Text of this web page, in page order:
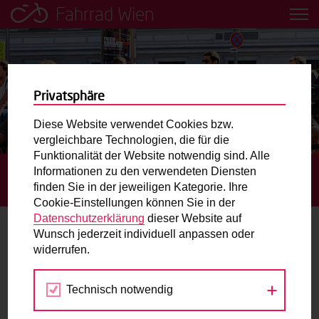
Fahrrad Wien
Leih dir einfach ein Transportfahrrad in deiner Nähe aus!
Mobilitätsbildung für Kinder und
Jugendliche
Radweg-Projektkarte
Routenplaner
Mit dem Fahrrad in Wien unterwegs? Hier finden Sie die
beste Route.
Wunschbox
Sie haben ein Anliegen zum Radverkehr? Schreiben Sie
STARTSEITE TERMINE
FAHRRAD-REPARATUR –
RE:PAIR FESTIVAL
18.
OKT
2024
Privatsphäre
Diese Website verwendet Cookies bzw.
vergleichbare Technologien, die für die
Funktionalität der Website notwendig sind. Alle
Informationen zu den verwendeten Diensten
finden Sie in der jeweiligen Kategorie. Ihre
Cookie-Einstellungen können Sie in der
Datenschutzerklärung dieser Website auf
Wunsch jederzeit individuell anpassen oder
widerrufen.
Technisch notwendig